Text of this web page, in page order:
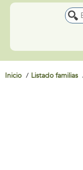
Inicio Listado familias